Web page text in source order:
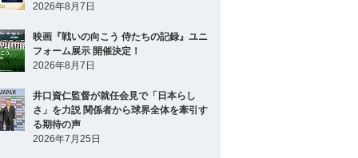
投手 大野 雄大
投手 山本 由伸
2026年8月7日
映画『戦いの向こう 侍たちの記録』ユニ
フォーム展示 開催決定！
2026年8月7日
井口資仁監督が就任会見で「日本らし
さ」を力説 関係者から球界全体を牽引す
る期待の声
2026年7月25日